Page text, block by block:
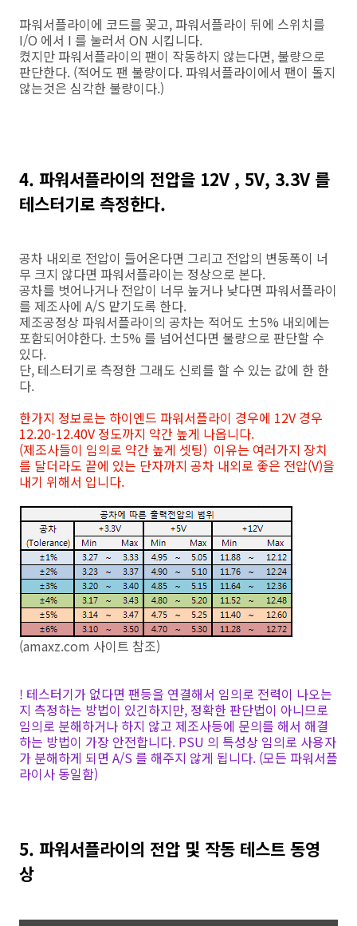
파워서플라이에 코드를 꽂고, 파워서플라이 뒤에 스위치를
I/O 에서 I 를 눌러서 ON 시킵니다.
켰지만 파워서플라이의 팬이 작동하지 않는다면, 불량으로
판단한다. (적어도 팬 불량이다. 파워서플라이에서 팬이 돌지
않는것은 심각한 불량이다.)
4. 파워서플라이의 전압을 12V , 5V, 3.3V 를
테스터기로 측정한다.
공차 내외로 전압이 들어온다면 그리고 전압의 변동폭이 너
무 크지 않다면 파워서플라이는 정상으로 본다.
공차를 벗어나거나 전압이 너무 높거나 낮다면 파워서플라이
를 제조사에 A/S 맡기도록 한다.
제조공정상 파워서플라이의 공차는 적어도 ±5% 내외에는
포함되어야한다. ±5% 를 넘어선다면 불량으로 판단할 수
있다.
단, 테스터기로 측정한 그래도 신뢰를 할 수 있는 값에 한 한
다.
한가지 정보로는 하이엔드 파워서플라이 경우에 12V 경우
12.20-12.40V 정도까지 약간 높게 나옵니다.
(제조사들이 임의로 약간 높게 셋팅) 이유는 여러가지 장치
를 달더라도 끝에 있는 단자까지 공차 내외로 좋은 전압(V)을
내기 위해서 입니다.
(amaxz.com 사이트 참조)
! 테스터기가 없다면 팬등을 연결해서 임의로 전력이 나오는
지 측정하는 방법이 있긴하지만, 정확한 판단법이 아니므로
임의로 분해하거나 하지 않고 제조사등에 문의를 해서 해결
하는 방법이 가장 안전합니다. PSU 의 특성상 임의로 사용자
가 분해하게 되면 A/S 를 해주지 않게 됩니다. (모든 파워서플
라이사 동일함)
5. 파워서플라이의 전압 및 작동 테스트 동영
상